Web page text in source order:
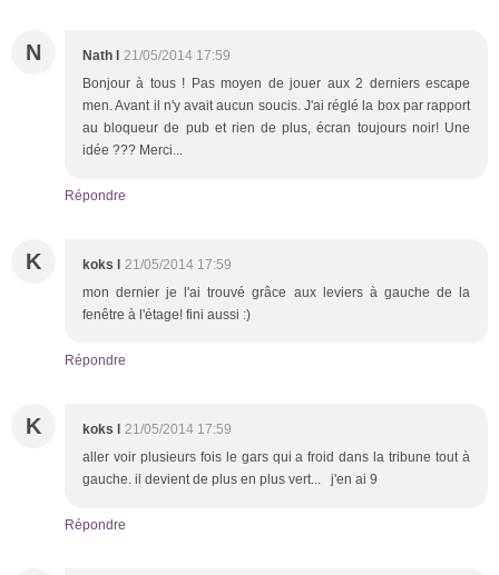
N Nath l 21/05/2014 17:59
Bonjour à tous ! Pas moyen de jouer aux 2 derniers escape
men. Avant il n'y avait aucun soucis. J'ai réglé la box par rapport
au bloqueur de pub et rien de plus, écran toujours noir! Une
idée ??? Merci...
Répondre
K koks l 21/05/2014 17:59
mon dernier je l'ai trouvé grâce aux leviers à gauche de la
fenêtre à l'étage! fini aussi :)
Répondre
K koks l 21/05/2014 17:59
aller voir plusieurs fois le gars qui a froid dans la tribune tout à
gauche. il devient de plus en plus vert... j'en ai 9
Répondre